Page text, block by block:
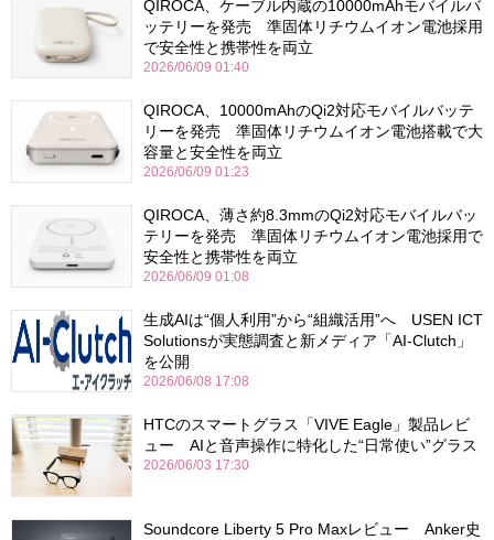
QIROCA、ケーブル内蔵の10000mAhモバイルバ
ッテリーを発売 準固体リチウムイオン電池採用
で安全性と携帯性を両立
2026/06/09 01:40
QIROCA、10000mAhのQi2対応モバイルバッテ
リーを発売 準固体リチウムイオン電池搭載で大
容量と安全性を両立
2026/06/09 01:23
QIROCA、薄さ約8.3mmのQi2対応モバイルバッ
テリーを発売 準固体リチウムイオン電池採用で
安全性と携帯性を両立
2026/06/09 01:08
生成AIは“個人利用”から“組織活用”へ USEN ICT
Solutionsが実態調査と新メディア「AI-Clutch」
を公開
2026/06/08 17:08
HTCのスマートグラス「VIVE Eagle」製品レビ
ュー AIと音声操作に特化した“日常使い”グラス
2026/06/03 17:30
Soundcore Liberty 5 Pro Maxレビュー Anker史